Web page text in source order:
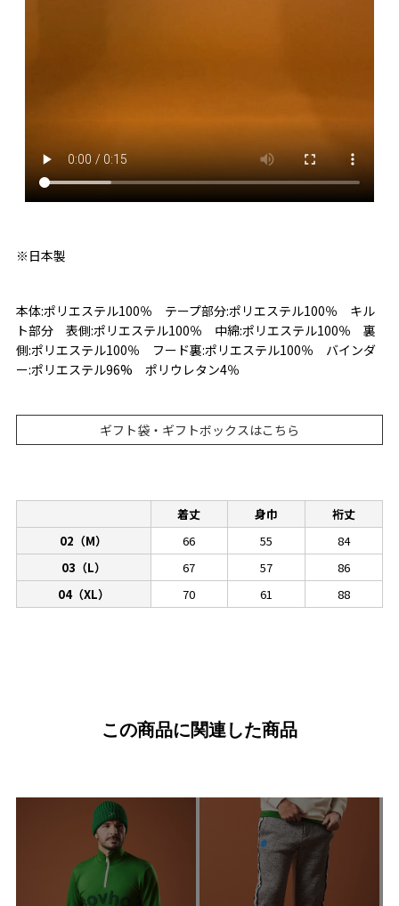
※日本製
本体:ポリエステル100％ テープ部分:ポリエステル100％ キル
ト部分 表側:ポリエステル100％ 中綿:ポリエステル100％ 裏
側:ポリエステル100％ フード裏:ポリエステル100％ バインダ
ー:ポリエステル96% ポリウレタン4％
ギフト袋・ギフトボックスはこちら
着丈 身巾
裄丈
02（M）
66 55
84
03（L）
67 57
86
04（XL）
70 61 88
この商品に関連した商品